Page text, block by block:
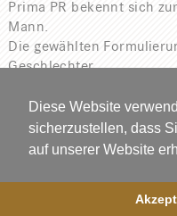
Diese Website
sicherzustellen, dass
auf unserer Website
Prima PR bekennt sich
Mann.
Die gewählten
Geschlechter.
PRIMA PUBLIC RELATIONS UND
IMAGEMARKETING AGENTUR
M.B.H
pr@prima.co.at